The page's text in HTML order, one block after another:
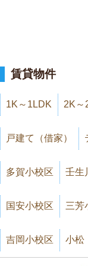
賃貸物件
1K～1LDK 2K～
戸建て（借家）
多賀小校区 壬生
国安小校区 三芳
吉岡小校区 小松